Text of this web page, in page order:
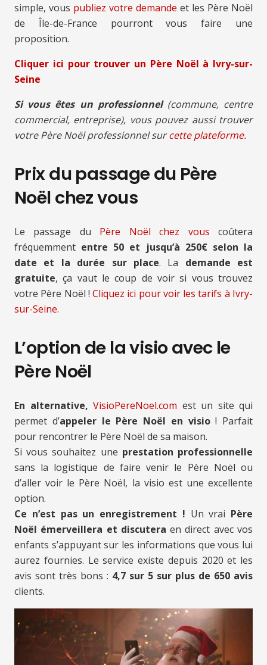
simple, vous publiez votre demande et les Père Noël
de Île-de-France pourront vous faire une
proposition.
Cliquer ici pour trouver un Père Noël à Ivry-sur-
Seine
Si vous êtes un professionnel(commune, centre
commercial, entreprise), vous pouvez aussi trouver
votre Père Noël professionnel surcette plateforme.
Prix du passage du Père
Noël chez vous
Le passage du Père Noël chez vous coûtera
fréquemment entre 50 et jusqu’à 250€ selon la
date et la durée sur place. La demande est
gratuite, ça vaut le coup de voir si vous trouvez
votre Père Noël !Cliquez ici pour voir les tarifs à Ivry-
sur-Seine.
L’option de la visio avec le
Père Noël
En alternative, VisioPereNoel.com est un site qui
permet d’appeler le Père Noël en visio! Parfait
pour rencontrer le Père Noël de sa maison.
Si vous souhaitez une prestation professionnelle
sans la logistique de faire venir le Père Noël ou
d’aller voir le Père Noël, la visio est une excellente
option.
Ce n’est pas un enregistrement ! Un vrai Père
Noël émerveillera et discutera en direct avec vos
enfants s’appuyant sur les informations que vous lui
aurez fournies. Le service existe depuis 2020 et les
avis sont très bons : 4,7 sur 5 sur plus de 650 avis
clients.